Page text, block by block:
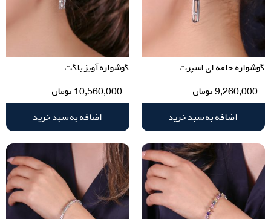
گوشواره حلقه ای اسپرت
9,260,000تومان
اضافه به سبد خرید
گوشواره آویز باگت
10,560,000 تومان
اضافه به سبد خرید